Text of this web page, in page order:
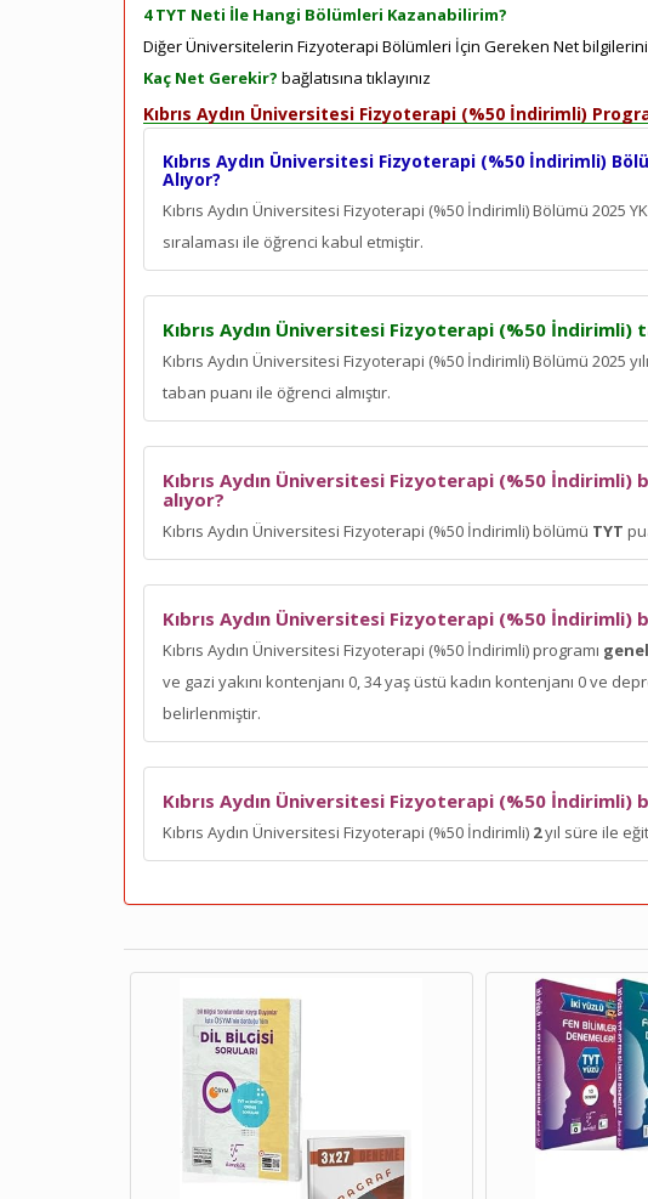
4 TYT Neti İle Hangi Bölümleri Kazanabilirim?
Diğer Üniversitelerin Fizyoterapi Bölümleri İçin Gereken Net
Kaç Net Gerekir? bağlatısına tıklayınız
Kıbrıs Aydın Üniversitesi Fizyoterapi (%50 İndirimli)
Kıbrıs Aydın Üniversitesi Fizyoterapi (%50 İndirimli)
Alıyor?
Kıbrıs Aydın Üniversitesi Fizyoterapi (%50 İndirimli) Bölümü 2025
sıralaması ile öğrenci kabul etmiştir.
Kıbrıs Aydın Üniversitesi Fizyoterapi (%50 İndirimli)
Kıbrıs Aydın Üniversitesi Fizyoterapi (%50 İndirimli) Bölümü 2025
taban puanı ile öğrenci almıştır.
Kıbrıs Aydın Üniversitesi Fizyoterapi (%50
alıyor?
Kıbrıs Aydın Üniversitesi Fizyoterapi (%50 İndirimli) bölümü TYT
Kıbrıs Aydın Üniversitesi Fizyoterapi (%50 İndirimli)
Kıbrıs Aydın Üniversitesi Fizyoterapi (%50 İndirimli) programı
ve gazi yakını kontenjanı 0, 34 yaş üstü kadın kontenjanı 0 ve
belirlenmiştir.
Kıbrıs Aydın Üniversitesi Fizyoterapi (%50 İndirimli)
Kıbrıs Aydın Üniversitesi Fizyoterapi (%50 İndirimli) 2yıl süre ile